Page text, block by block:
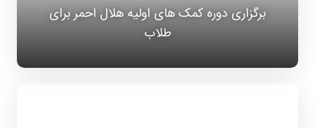
برگزاری دوره کمک های اولیه هلال احمر برای
طلاب